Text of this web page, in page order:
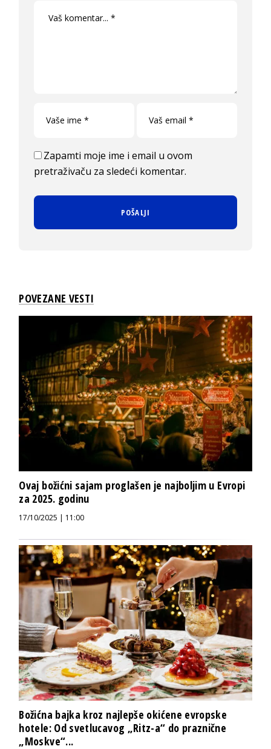
Zapamti moje ime i email u ovom
pretraživaču za sledeći komentar.
POVEZANE VESTI
Ovaj božićni sajam proglašen je najboljim u Evropi
za 2025. godinu
17/10/2025 | 11:00
Božićna bajka kroz najlepše okićene evropske
hotele: Od svetlucavog „Ritz-a“ do praznične
„Moskve“...